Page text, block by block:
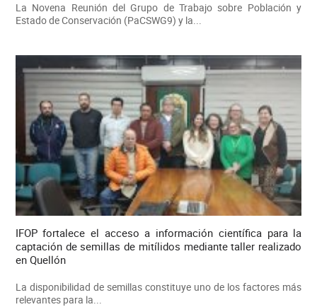
La Novena Reunión del Grupo de Trabajo sobre Población y
Estado de Conservación (PaCSWG9) y la...
IFOP fortalece el acceso a información científica para la
captación de semillas de mitílidos mediante taller realizado
en Quellón
La disponibilidad de semillas constituye uno de los factores más
relevantes para la...